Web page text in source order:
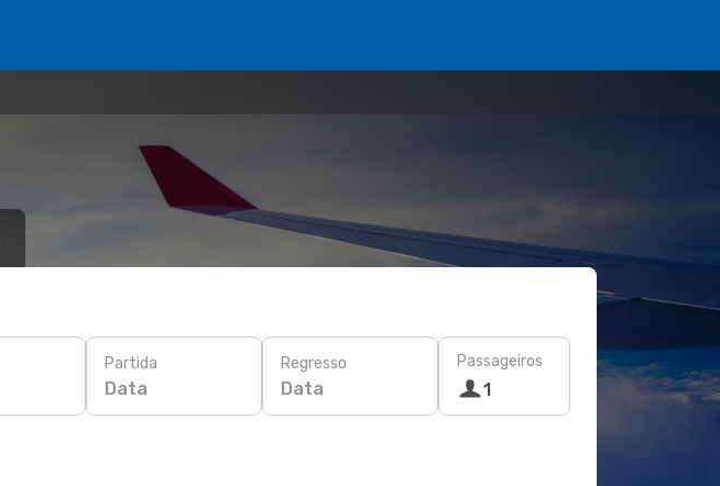
Partida
Data
Regresso
Data
Passageiros
1